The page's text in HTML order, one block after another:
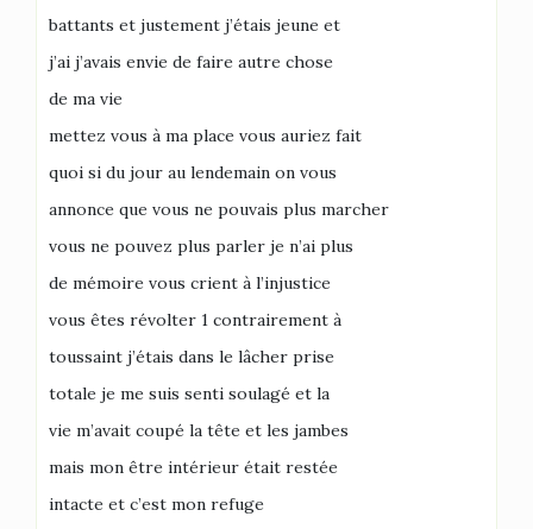
battants et justement j’étais jeune et
j’ai j’avais envie de faire autre chose
de ma vie
mettez vous à ma place vous auriez fait
quoi si du jour au lendemain on vous
annonce que vous ne pouvais plus marcher
vous ne pouvez plus parler je n’ai plus
de mémoire vous crient à l’injustice
vous êtes révolter 1 contrairement à
toussaint j’étais dans le lâcher prise
totale je me suis senti soulagé et la
vie m’avait coupé la tête et les jambes
mais mon être intérieur était restée
intacte et c’est mon refuge